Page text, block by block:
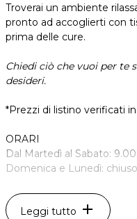
Troverai un ambiente
pronto ad accoglierti con
prima delle cure.
Chiedi ciò che vuoi per te
desideri.
*Prezzi di listino verificati
ORARI
Dal Martedì al Sabato: 9.00
Domenica e Lunedì: chiuso
ESTETICA DESIREE
Via Abruzzi, 2
Leggi tutto add